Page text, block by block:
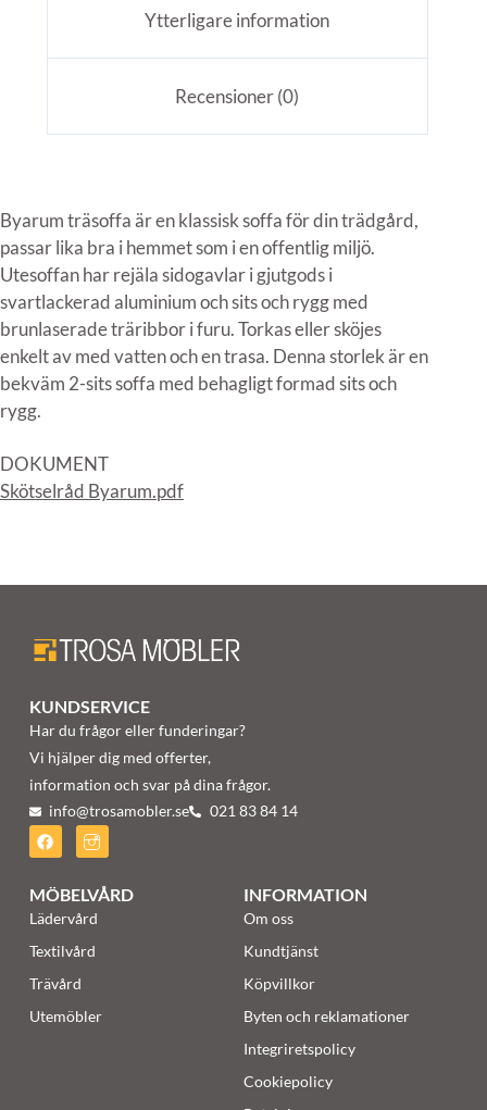
Ytterligare information
Recensioner (0)
Byarum träsoffa är en klassisk soffa för din trädgård,
passar lika bra i hemmet som i en offentlig miljö.
Utesoffan har rejäla sidogavlar i gjutgods i
svartlackerad aluminium och sits och rygg med
brunlaserade träribbor i furu. Torkas eller sköjes
enkelt av med vatten och en trasa. Denna storlek är en
bekväm 2-sits soffa med behagligt formad sits och
rygg.
DOKUMENT
Skötselråd Byarum.pdf
KUNDSERVICE
Har du frågor eller funderingar?
Vi hjälper dig med offerter,
information och svar på dina frågor.
info@trosamobler.se 021 83 84 14
MÖBELVÅRD
Lädervård
Textilvård
Trävård
Utemöbler
INFORMATION
Om oss
Kundtjänst
Köpvillkor
Byten och reklamationer
Integriretspolicy
Cookiepolicy